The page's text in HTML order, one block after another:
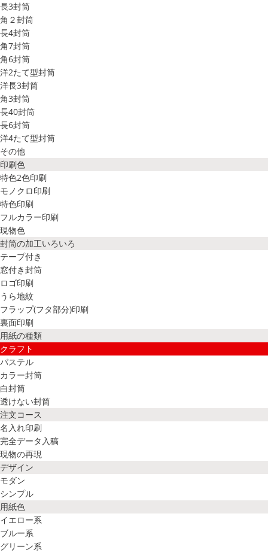
長3封筒
角２封筒
長4封筒
角7封筒
角6封筒
洋2たて型封筒
洋長3封筒
角3封筒
長40封筒
長6封筒
洋4たて型封筒
その他
印刷色
特色2色印刷
モノクロ印刷
特色印刷
フルカラー印刷
現物色
封筒の加工いろいろ
テープ付き
窓付き封筒
ロゴ印刷
うら地紋
フラップ(フタ部分)印刷
裏面印刷
用紙の種類
クラフト
パステル
カラー封筒
白封筒
透けない封筒
注文コース
名入れ印刷
完全データ入稿
現物の再現
デザイン
モダン
シンプル
用紙色
イエロー系
ブルー系
グリーン系